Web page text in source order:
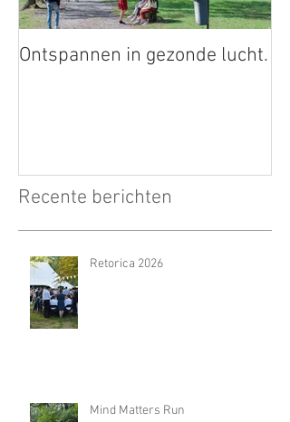
Ontspannen in gezonde lucht.
Recente berichten
Retorica 2026
Mind Matters Run